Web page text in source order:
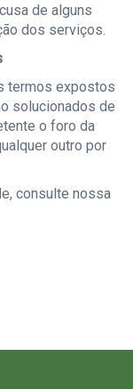
de alguns
dos serviços.
termos expostos
solucionados de
o foro da
outro por
consulte nossa